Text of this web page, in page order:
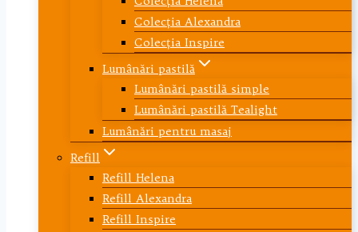
Colecţia Alexandra
Colecţia Inspire
Lumânări pastilă
Lumânări pastilă simple
Lumânări pastilă Tealight
Lumânări pentru masaj
Refill
Refill Helena
Refill Alexandra
Refill Inspire